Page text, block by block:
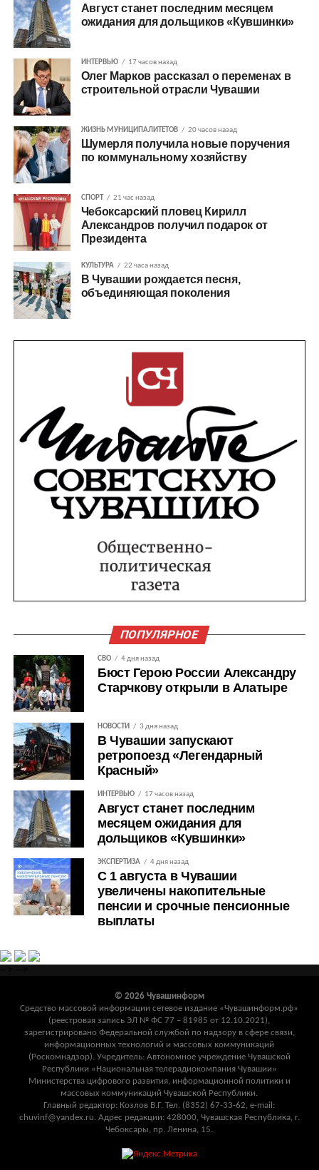
Август станет последним месяцем
ожидания для дольщиков «Кувшинки»
ИНТЕРВЬЮ 17 часов назад
Олег Марков рассказал о переменах в
строительной отрасли Чувашии
ЖИЗНЬ МУНИЦИПАЛИТЕТОВ 20 часов назад
Шумерля получила новые поручения
по коммунальному хозяйству
СПОРТ 21 час назад
Чебоксарский пловец Кирилл
Александров получил подарок от
Президента
КУЛЬТУРА 22 часа назад
В Чувашии рождается песня,
объединяющая поколения
ПОПУЛЯРНОЕ
СВО 4 дня назад
Бюст Герою России Александру
Старчкову открыли в Алатыре
НОВОСТИ 3 дня назад
В Чувашии запускают
ретропоезд «Легендарный
Красный»
ИНТЕРВЬЮ 17 часов назад
Август станет последним
месяцем ожидания для
дольщиков «Кувшинки»
ЭКСПЕРТИЗА 4 дня назад
С 1 августа в Чувашии
увеличены накопительные
пенсии и срочные пенсионные
выплаты
© 2026 Чувашинформ
Средство массовой информации сетевое издание «Чувашинформ.рф»
(реестровая запись ЭЛ № ФС 77 – 81985 от 12.10.2021),
зарегистрировано Федеральной службой по надзору в сфере связи,
информационных технологий и массовых коммуникаций
(Роскомнадзор). Учредитель: Автономное учреждение Чувашской
Республики «Национальная телерадиокомпания Чувашии»
Министерства цифрового развития, информационной политики и
массовых коммуникаций Чувашской Республики.
Главный редактор: Козлов В.Г. Тел. (8352) 67-33-62, e-mail:
chuvinf@yandex.ru. Адрес редакции: 428000, Чувашская Республика, г.
Чебоксары, пр. Ленина, 15.